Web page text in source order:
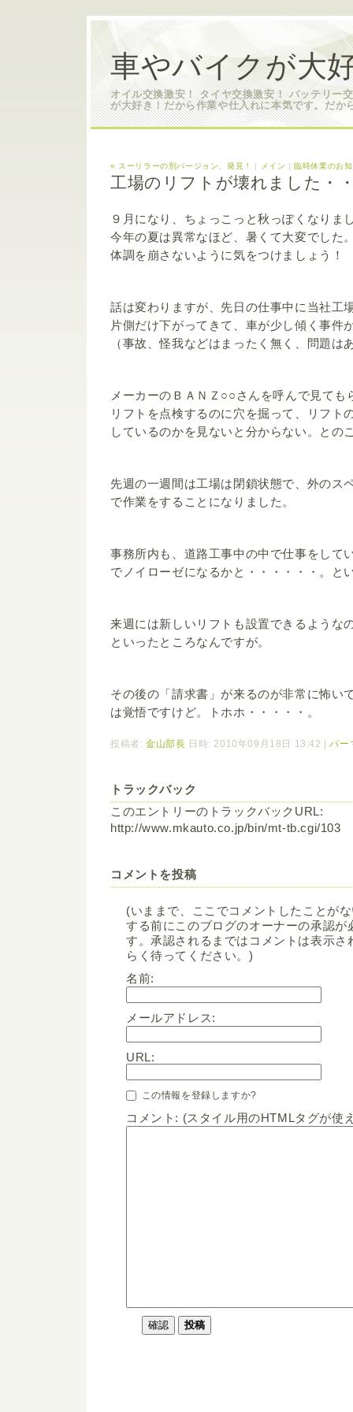
車やバイクが大
オイル交換激安！ タイヤ交換激安！ バッテリー
が大好き！だから作業や仕入れに本気です。だか
« スーリラーの別バージョン、発見！ | メイン |臨時休業のお
工場のリフトが壊れました・
９月になり、ちょっこっと秋っぽくなりま
今年の夏は異常なほど、暑くて大変でした
体調を崩さないように気をつけましょう！
話は変わりますが、先日の仕事中に当社工
片側だけ下がってきて、車が少し傾く事件
（事故、怪我などはまったく無く、問題は
メーカーのＢＡＮＺ○○さんを呼んで見ても
リフトを点検するのに穴を掘って、リフト
しているのかを見ないと分からない。との
先週の一週間は工場は閉鎖状態で、外のス
で作業をすることになりました。
事務所内も、道路工事中の中で仕事をして
でノイローゼになるかと・・・・・・。と
来週には新しいリフトも設置できるような
といったところなんですが。
その後の「請求書」が来るのが非常に怖い
は覚悟ですけど。トホホ・・・・・。
投稿者:金山部長 日時: 2010年09月18日 13:42 パー
トラックバック
このエントリーのトラックバックURL:
http://www.mkauto.co.jp/bin/mt-tb.cgi/103
コメントを投稿
(いままで、ここでコメントしたことが
する前にこのブログのオーナーの承認が
す。承認されるまではコメントは表示さ
らく待ってください。)
名前:
メールアドレス:
URL:
この情報を登録しますか?
コメント: (スタイル用のHTMLタグが使